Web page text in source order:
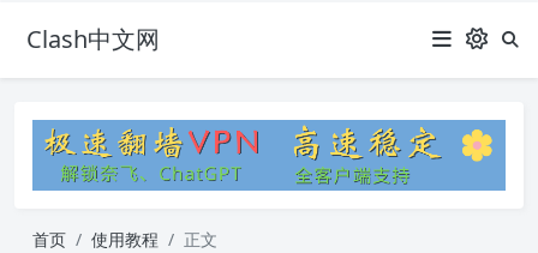
Clash中文网
首页 使用教程 正文